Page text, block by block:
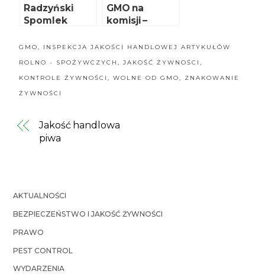
Radzyński
Spomlek
pasz GMO
GMO na
komisji –
GMO, INSPEKCJA JAKOŚCI HANDLOWEJ ARTYKUŁÓW
ROLNO - SPOŻYWCZYCH,JAKOŚĆ ŻYWNOŚCI,
KONTROLE ŻYWNOŚCI,WOLNE OD GMO, ZNAKOWANIE
ŻYWNOŚCI
Jakość handlowa
piwa
AKTUALNOŚCI
BEZPIECZEŃSTWO I JAKOŚĆ ŻYWNOŚCI
PRAWO
PEST CONTROL
WYDARZENIA